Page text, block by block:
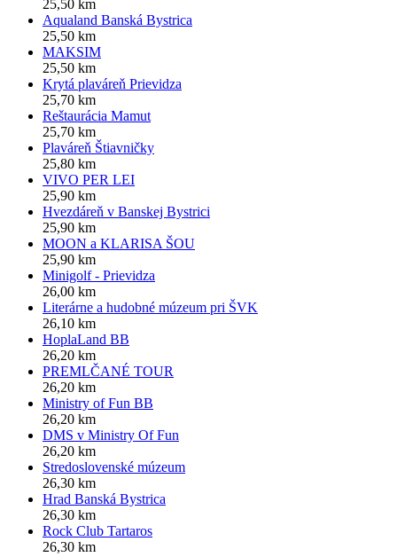
25,50 km
Aqualand Banská Bystrica
25,50 km
MAKSIM
25,50 km
Krytá plaváreň Prievidza
25,70 km
Reštaurácia Mamut
25,70 km
Plaváreň Štiavničky
25,80 km
VIVO PER LEI
25,90 km
Hvezdáreň v Banskej Bystrici
25,90 km
MOON a KLARISA ŠOU
25,90 km
Minigolf - Prievidza
26,00 km
Literárne a hudobné múzeum pri ŠVK
26,10 km
HoplaLand BB
26,20 km
PREMLČANÉ TOUR
26,20 km
Ministry of Fun BB
26,20 km
DMS v Ministry Of Fun
26,20 km
Stredoslovenské múzeum
26,30 km
Hrad Banská Bystrica
26,30 km
Rock Club Tartaros
26,30 km